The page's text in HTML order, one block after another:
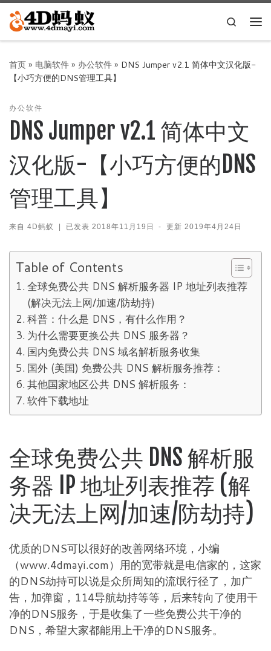
Skip to content
Search
首页» 电脑软件» 办公软件» DNS Jumper v2.1 简体中文汉化版-
【小巧方便的DNS管理工具】
办公软件
DNS Jumper v2.1 简体中文
汉化版-【小巧方便的DNS
管理工具】
来自 4D蚂蚁 | 已发表 2018年11月19日 - 更新2019年4月24日
Table of Contents
全球免费公共 DNS 解析服务器 IP 地址列表推荐
(解决无法上网/加速/防劫持)
科普：什么是 DNS，有什么作用？
为什么需要更换公共 DNS 服务器？
国内免费公共 DNS 域名解析服务收集
国外 (美国) 免费公共 DNS 解析服务推荐：
其他国家地区公共 DNS 解析服务：
软件下载地址
全球免费公共 DNS 解析服
务器 IP 地址列表推荐 (解
决无法上网/加速/防劫持)
优质的DNS可以很好的改善网络环境，小编
（www.4dmayi.com）用的宽带就是电信家的，这家
的DNS劫持可以说是众所周知的流氓行径了，加广
告，加弹窗，114导航劫持等等，后来转向了使用干
净的DNS服务，于是收集了一些免费公共干净的
DNS，希望大家都能用上干净的DNS服务。